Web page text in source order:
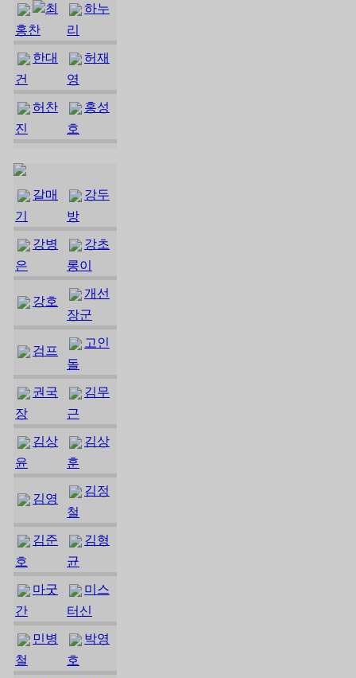
최
홍찬
하누
리
한대
건
허재
영
허찬
진
홍성
호
갈매
기
강두
방
강병
은
강초
롱이
강호
개선
장군
검프
고인
돌
권국
장
김무
근
김상
윤
김상
훈
김영
김정
철
김준
호
김형
균
마굿
간
미스
터신
민병
철
박영
호